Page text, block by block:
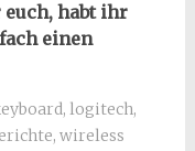
euch, habt ihr
einen
, logitech,
, wireless